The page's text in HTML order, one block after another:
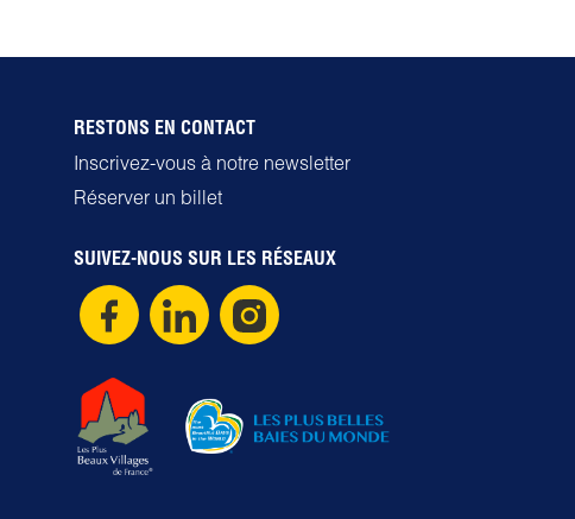
RESTONS EN CONTACT
Inscrivez-vous à notre newsletter
Réserver un billet
SUIVEZ-NOUS SUR LES RÉSEAUX